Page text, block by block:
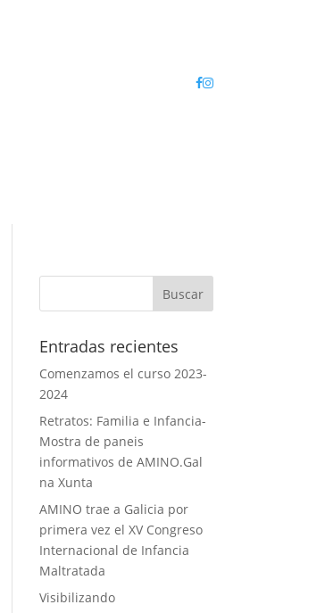
Entradas recientes
Comenzamos el curso 2023-
2024
Retratos: Familia e Infancia-
Mostra de paneis
informativos de AMINO.Gal
na Xunta
AMINO trae a Galicia por
primera vez el XV Congreso
Internacional de Infancia
Maltratada
Visibilizando